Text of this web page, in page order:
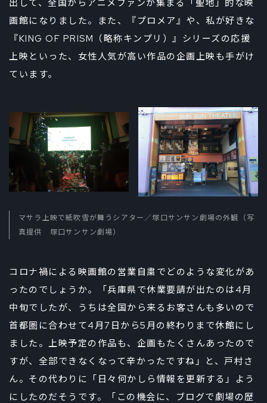
出して、全国からアニメファンが集まる「聖地」的な映
画館になりました。また、『プロメア』や、私が好きな
『KING OF PRISM（略称キンプリ）』シリーズの応援
上映といった、女性人気が高い作品の企画上映も手がけ
ています。
マサラ上映で紙吹雪が舞うシアター／塚口サンサン劇場の外観（写
真提供 塚口サンサン劇場）
コロナ禍による映画館の営業自粛でどのような変化があ
ったのでしょうか。「兵庫県で休業要請が出たのは4月
中旬でしたが、うちは全国から来るお客さんも多いので
首都圏に合わせて4月7日から5月の終わりまで休館にし
ました。上映予定の作品も、企画もたくさんあったので
すが、全部できなくなって辛かったですね」と、戸村さ
ん。その代わりに「日々何かしら情報を更新する」よう
にしたのだそうです。「この機会に、ブログで劇場の歴